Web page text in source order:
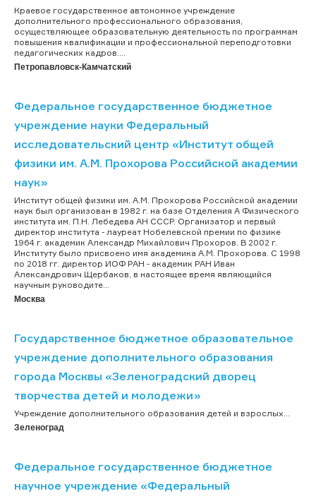
Краевое государственное автономное учреждение
дополнительного профессионального образования,
осуществляющее образовательную деятельность по программам
повышения квалификации и профессиональной переподготовки
педагогических кадров....
Петропавловск-Камчатский
Федеральное государственное бюджетное
учреждение науки Федеральный
исследовательский центр «Институт общей
физики им. А.М. Прохорова Российской академии
наук»
Институт общей физики им. А.М. Прохорова Российской академии
наук был организован в 1982 г. на базе Отделения А Физического
института им. П.Н. Лебедева АН СССР. Организатор и первый
директор института - лауреат Нобелевской премии по физике
1964 г. академик Александр Михайлович Прохоров. В 2002 г.
Институту было присвоено имя академика А.М. Прохорова. C 1998
по 2018 гг. директор ИОФ РАН - академик РАН Иван
Александрович Щербаков, в настоящее время являющийся
научным руководите...
Москва
Государственное бюджетное образовательное
учреждение дополнительного образования
города Москвы «Зеленоградский дворец
творчества детей и молодежи»
Учреждение дополнительного образования детей и взрослых...
Зеленоград
Федеральное государственное бюджетное
научное учреждение «Федеральный